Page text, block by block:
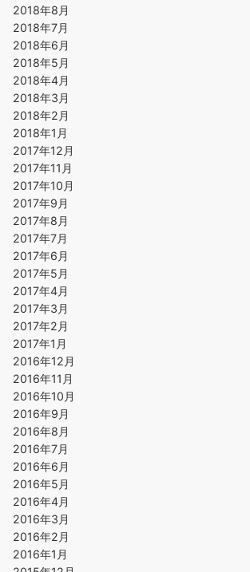
2018年8月
2018年7月
2018年6月
2018年5月
2018年4月
2018年3月
2018年2月
2018年1月
2017年12月
2017年11月
2017年10月
2017年9月
2017年8月
2017年7月
2017年6月
2017年5月
2017年4月
2017年3月
2017年2月
2017年1月
2016年12月
2016年11月
2016年10月
2016年9月
2016年8月
2016年7月
2016年6月
2016年5月
2016年4月
2016年3月
2016年2月
2016年1月